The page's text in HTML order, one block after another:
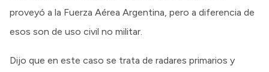
proveyó a la Fuerza Aérea Argentina, pero a diferencia de
esos son de uso civil no militar.
Dijo que en este caso se trata de radares primarios y